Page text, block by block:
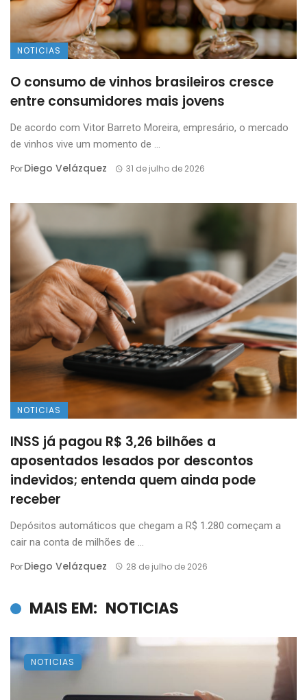
NOTICIAS
O consumo de vinhos brasileiros cresce
entre consumidores mais jovens
De acordo com Vitor Barreto Moreira, empresário, o mercado
de vinhos vive um momento de ...
PorDiego Velázquez 31 de julho de 2026
NOTICIAS
INSS já pagou R$ 3,26 bilhões a
aposentados lesados por descontos
indevidos; entenda quem ainda pode
receber
Depósitos automáticos que chegam a R$ 1.280 começam a
cair na conta de milhões de ...
PorDiego Velázquez 28 de julho de 2026
MAIS EM: NOTICIAS
NOTICIAS